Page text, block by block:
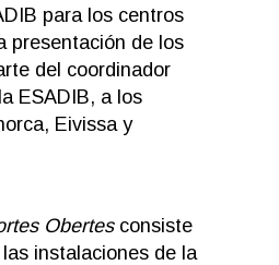
para los centros
presentación de los
del coordinador
ESADIB, a los
Eivissa y
Obertesconsiste
instalaciones de la